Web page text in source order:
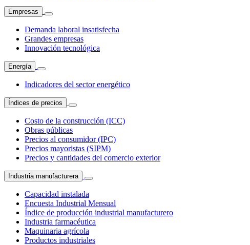
Empresas
Demanda laboral insatisfecha
Grandes empresas
Innovación tecnológica
Energía
Indicadores del sector energético
Índices de precios
Costo de la construcción (ICC)
Obras públicas
Precios al consumidor (IPC)
Precios mayoristas (SIPM)
Precios y cantidades del comercio exterior
Industria manufacturera
Capacidad instalada
Encuesta Industrial Mensual
Índice de producción industrial manufacturero
Industria farmacéutica
Maquinaria agrícola
Productos industriales